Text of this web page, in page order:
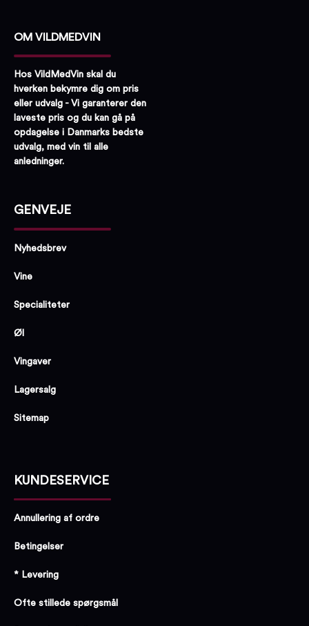
OM VILDMEDVIN
Hos VildMedVin skal du
hverken bekymre dig om pris
eller udvalg - Vi garanterer den
laveste pris og du kan gå på
opdagelse i Danmarks bedste
udvalg, med vin til alle
anledninger.
GENVEJE
Nyhedsbrev
Vine
Specialiteter
Øl
Vingaver
Lagersalg
Sitemap
KUNDESERVICE
Annullering af ordre
Betingelser
* Levering
Ofte stillede spørgsmål